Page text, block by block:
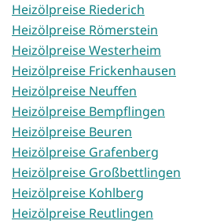
Heizölpreise Riederich
Heizölpreise Römerstein
Heizölpreise Westerheim
Heizölpreise Frickenhausen
Heizölpreise Neuffen
Heizölpreise Bempflingen
Heizölpreise Beuren
Heizölpreise Grafenberg
Heizölpreise Großbettlingen
Heizölpreise Kohlberg
Heizölpreise Reutlingen